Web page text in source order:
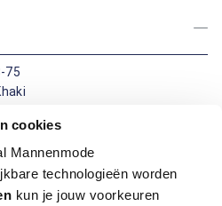
cookies
Mannenmode
technologieën worden
kun je jouw voorkeuren
75
Fit
een regular fit pasvorm met